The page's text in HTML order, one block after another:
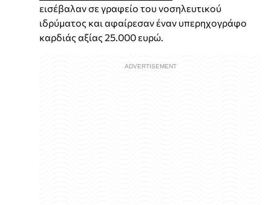
εισέβαλαν σε γραφείο του νοσηλευτικού
ιδρύματος και αφαίρεσαν έναν υπερηχογράφο
καρδιάς αξίας 25.000 ευρώ.